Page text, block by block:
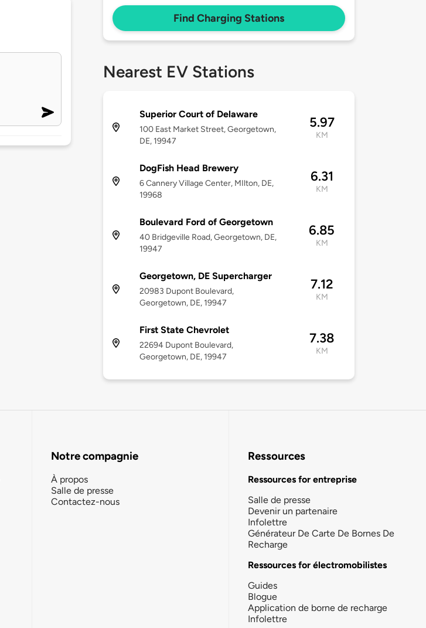
Find Charging Stations
Nearest EV Stations
Superior Court of Delaware
100 East Market Street, Georgetown,
DE, 19947
5.97
KM
DogFish Head Brewery
6 Cannery Village Center, MIlton, DE,
19968
6.31
KM
Boulevard Ford of Georgetown
40 Bridgeville Road, Georgetown, DE,
19947
6.85
KM
Georgetown, DE Supercharger
20983 Dupont Boulevard,
Georgetown, DE, 19947
7.12
KM
First State Chevrolet
22694 Dupont Boulevard,
Georgetown, DE, 19947
7.38
KM
Notre compagnie
À propos
Salle de presse
Contactez-nous
Ressources
Ressources for entreprise
Salle de presse
Devenir un partenaire
Infolettre
Générateur De Carte De Bornes De
Recharge
Ressources for électromobilistes
Guides
Blogue
Application de borne de recharge
Infolettre